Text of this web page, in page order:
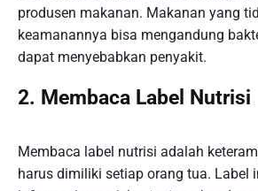
produsen makanan. Makanan yang
keamanannya bisa mengandung
dapat menyebabkan penyakit.
2. Membaca Label Nutrisi
Membaca label nutrisi adalah
harus dimiliki setiap orang tua. Label